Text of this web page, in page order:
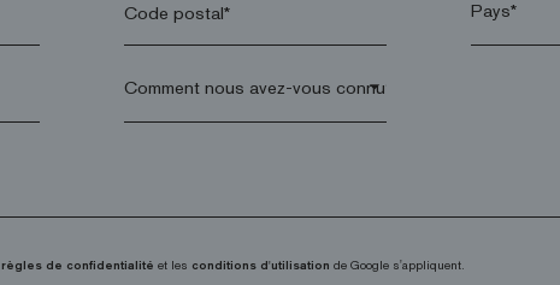
Code postal*
arrow_drop_down
règles de confidentialité et les conditions d'utilisation de Google s'appliquent.